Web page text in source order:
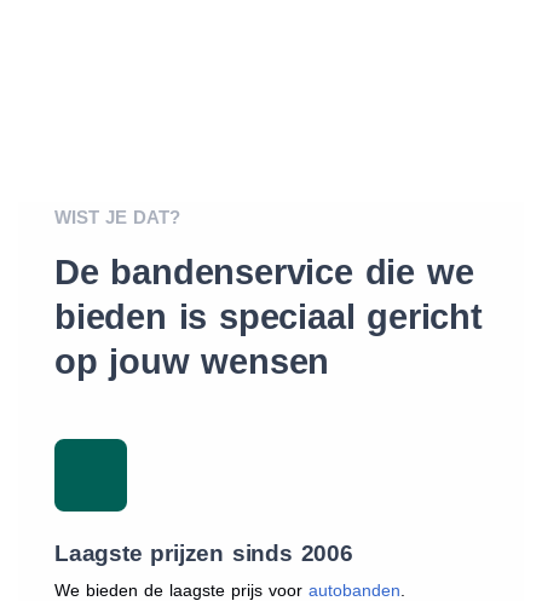
WIST JE DAT?
De bandenservice die we
bieden is speciaal gericht
op jouw wensen
Laagste prijzen sinds 2006
We bieden de laagste prijs voor autobanden